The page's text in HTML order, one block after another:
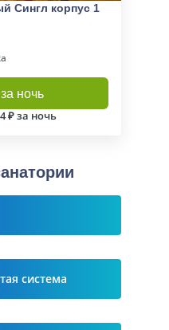
Сингл корпус 1
ночь
₽ за ночь
система